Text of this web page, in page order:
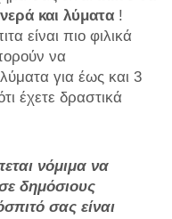
και λύματα!
είναι πιο φιλικά
να
για έως και 3
έχετε δραστικά
νόμιμα να
δημόσιους
σας είναι